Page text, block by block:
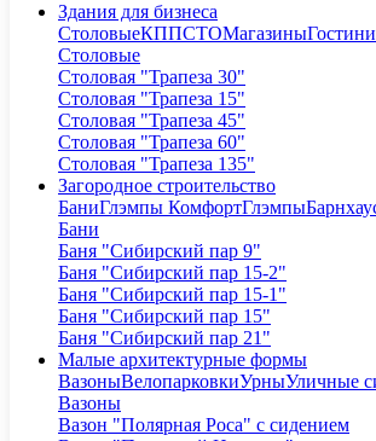
Здания для бизнеса
СтоловыеКППСТОМагазины
Столовые
Столовая "Трапеза 30"
Столовая "Трапеза 15"
Столовая "Трапеза 45"
Столовая "Трапеза 60"
Столовая "Трапеза 135"
Загородное строительство
БаниГлэмпы КомфортГлэмпы
Бани
Баня "Сибирский пар 9"
Баня "Сибирский пар 15-2"
Баня "Сибирский пар 15-1"
Баня "Сибирский пар 15"
Баня "Сибирский пар 21"
Малые архитектурные формы
ВазоныВелопарковкиУрныУличные
Вазоны
Вазон "Полярная Роса" с сидением